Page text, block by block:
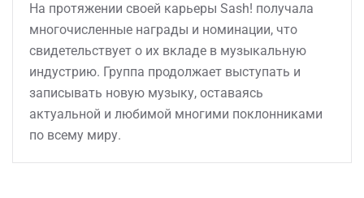
На протяжении своей карьеры Sash! получала
многочисленные награды и номинации, что
свидетельствует о их вкладе в музыкальную
индустрию. Группа продолжает выступать и
записывать новую музыку, оставаясь
актуальной и любимой многими поклонниками
по всему миру.